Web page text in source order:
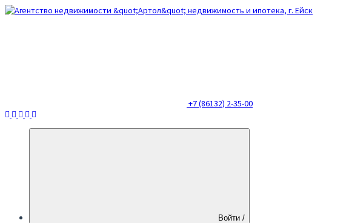
+7 (86132) 2-35-00
Войти /